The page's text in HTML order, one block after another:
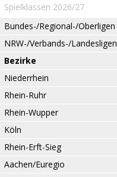
Spielklassen 2026/27
Bundes-/Regional-/Oberligen
NRW-/Verbands-/Landesligen
Bezirke
Niederrhein
Rhein-Ruhr
Rhein-Wupper
Köln
Rhein-Erft-Sieg
Aachen/Euregio